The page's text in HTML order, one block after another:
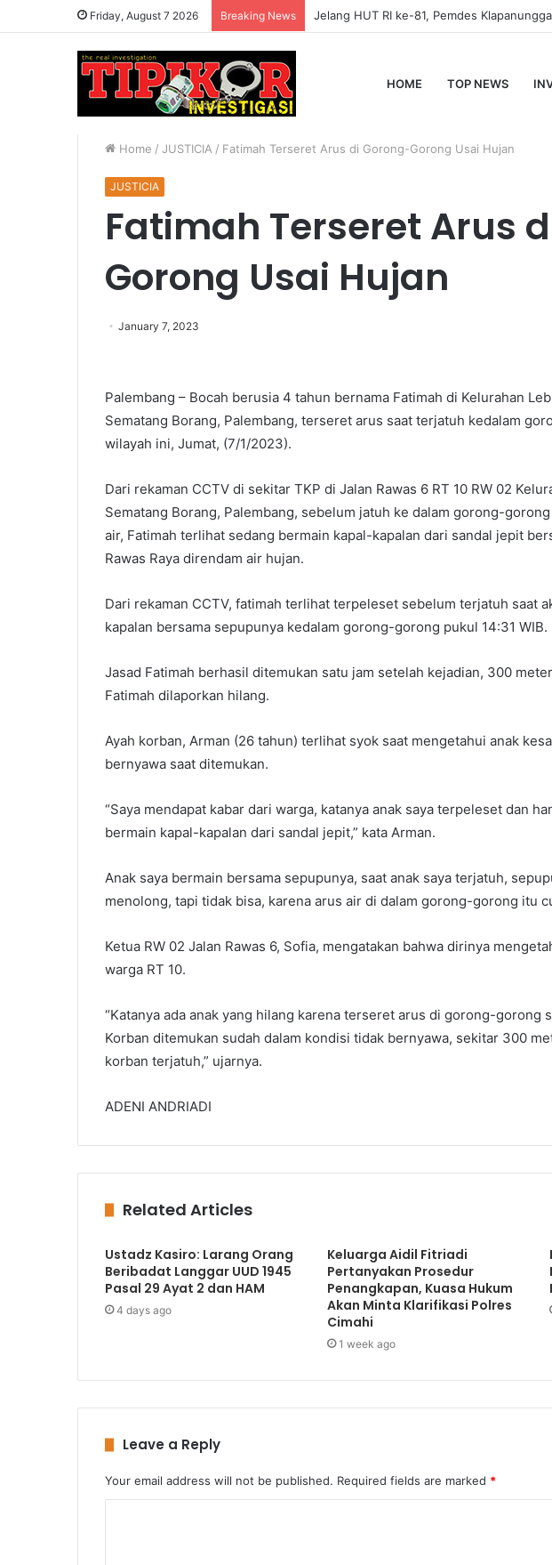
Friday, August 7 2026 Breaking News
HOME TOP NEWS
Home / JUSTICIA / Fatimah Terseret Arus di Gorong-Gorong Usai Hujan
JUSTICIA
Fatimah Terseret Arus
Gorong Usai Hujan
January 7, 2023
Palembang – Bocah berusia 4 tahun bernama Fatimah di Kelurahan
Sematang Borang, Palembang, terseret arus saat terjatuh kedalam
wilayah ini, Jumat, (7/1/2023).
Dari rekaman CCTV di sekitar TKP di Jalan Rawas 6 RT 10 RW 02
Sematang Borang, Palembang, sebelum jatuh ke dalam gorong-
air, Fatimah terlihat sedang bermain kapal-kapalan dari sandal jepit
Rawas Raya direndam air hujan.
Dari rekaman CCTV, fatimah terlihat terpeleset sebelum terjatuh saat
kapalan bersama sepupunya kedalam gorong-gorong pukul 14:31 WIB.
Jasad Fatimah berhasil ditemukan satu jam setelah kejadian, 300
Fatimah dilaporkan hilang.
Ayah korban, Arman (26 tahun) terlihat syok saat mengetahui anak
bernyawa saat ditemukan.
“Saya mendapat kabar dari warga, katanya anak saya terpeleset dan
bermain kapal-kapalan dari sandal jepit,” kata Arman.
Anak saya bermain bersama sepupunya, saat anak saya terjatuh,
menolong, tapi tidak bisa, karena arus air di dalam gorong-gorong itu
Ketua RW 02 Jalan Rawas 6, Sofia, mengatakan bahwa dirinya
warga RT 10.
“Katanya ada anak yang hilang karena terseret arus di gorong-gorong
Korban ditemukan sudah dalam kondisi tidak bernyawa, sekitar 300
korban terjatuh,” ujarnya.
ADENI ANDRIADI
Related Articles
Ustadz Kasiro: Larang Orang
Beribadat Langgar UUD 1945
Pasal 29 Ayat 2 dan HAM
4 days ago
Keluarga Aidil Fitriadi
Pertanyakan Prosedur
Penangkapan, Kuasa Hukum
Akan Minta Klarifikasi Polres
Cimahi
1 week ago
Leave a Reply
Your email address will not be published. Required fields are marked *